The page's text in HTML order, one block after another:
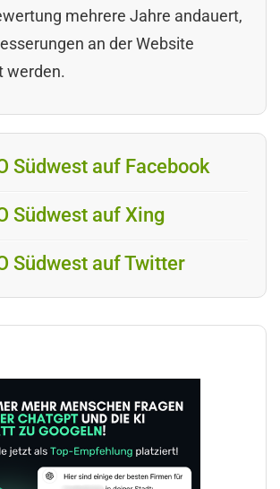
mehrere Jahre andauert,
an der Website
werden.
Südwest auf Facebook
Südwest auf Xing
Südwest auf Twitter